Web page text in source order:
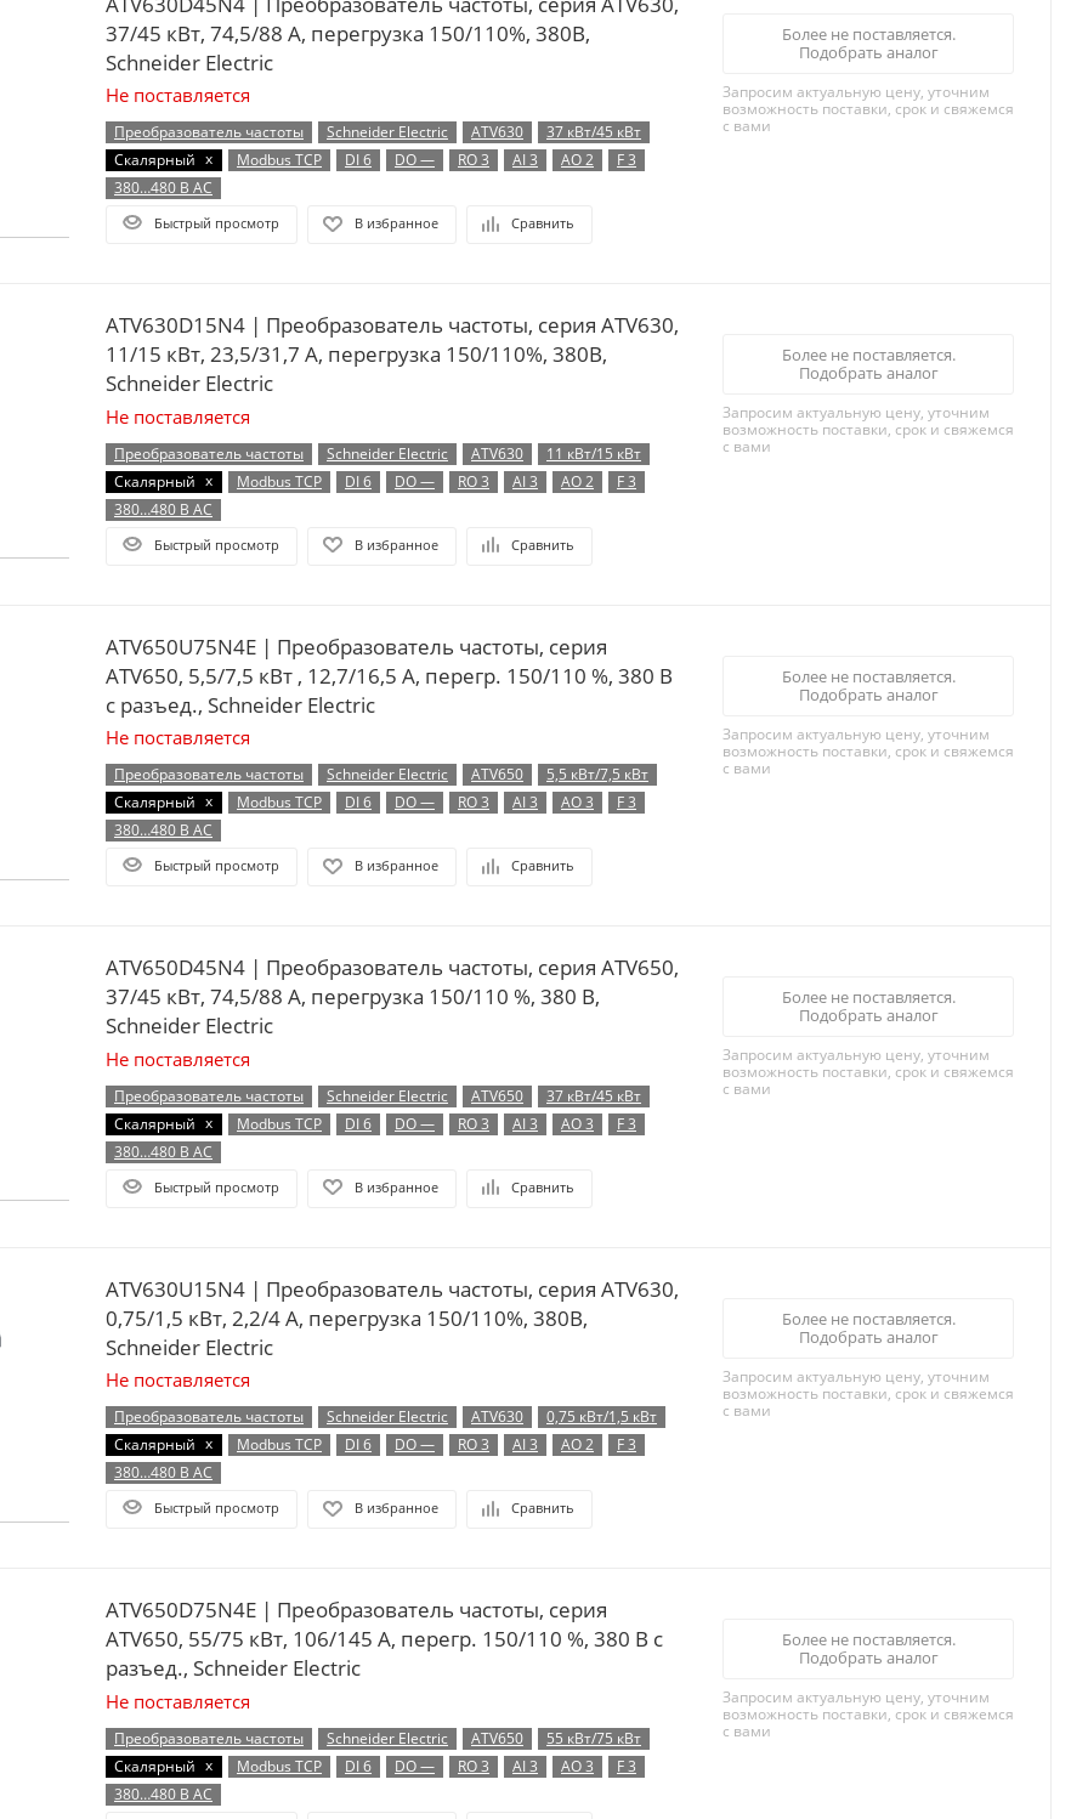
37/45 кВт, 74,5/88 А, перегрузка 150/110%, 380B,
Schneider Electric
Не поставляется
Преобразователь частоты Schneider Electric ATV630
37 кВт/45 кВт
Скалярный x Modbus TCP DI 6 DO — RO 3 AI 3 AO 2
F 3
380…480 В AC
Быстрый просмотр В избранное Сравнить
Более не поставляется.
Подобрать аналог
Запросим актуальную цену, уточним
возможность поставки, срок и свяжемся
с вами
ATV630D15N4 | Преобразователь частоты, серия ATV630,
11/15 кВт, 23,5/31,7 А, перегрузка 150/110%, 380B,
Schneider Electric
Не поставляется
Преобразователь частоты Schneider Electric ATV630
11 кВт/15 кВт
Скалярный x Modbus TCP DI 6 DO — RO 3 AI 3 AO 2
F 3
380…480 В AC
Быстрый просмотр В избранное Сравнить
Более не поставляется.
Подобрать аналог
Запросим актуальную цену, уточним
возможность поставки, срок и свяжемся
с вами
ATV650U75N4E | Преобразователь частоты, серия
ATV650, 5,5/7,5 кВт , 12,7/16,5 А, перегр. 150/110 %, 380 В
с разъед., Schneider Electric
Не поставляется
Преобразователь частоты Schneider Electric ATV650
5,5 кВт/7,5 кВт
Скалярный x Modbus TCP DI 6 DO — RO 3 AI 3 AO 3
F 3
380…480 В AC
Быстрый просмотр В избранное Сравнить
Более не поставляется.
Подобрать аналог
Запросим актуальную цену, уточним
возможность поставки, срок и свяжемся
с вами
ATV650D45N4 | Преобразователь частоты, серия ATV650,
37/45 кВт, 74,5/88 А, перегрузка 150/110 %, 380 В,
Schneider Electric
Не поставляется
Преобразователь частоты Schneider Electric ATV650
37 кВт/45 кВт
Скалярный x Modbus TCP DI 6 DO — RO 3 AI 3 AO 3
F 3
380…480 В AC
Быстрый просмотр В избранное Сравнить
Более не поставляется.
Подобрать аналог
Запросим актуальную цену, уточним
возможность поставки, срок и свяжемся
с вами
ATV630U15N4 | Преобразователь частоты, серия ATV630,
0,75/1,5 кВт, 2,2/4 А, перегрузка 150/110%, 380B,
Schneider Electric
Не поставляется
Преобразователь частоты Schneider Electric ATV630
0,75 кВт/1,5 кВт
Скалярный x Modbus TCP DI 6 DO — RO 3 AI 3 AO 2
F 3
380…480 В AC
Быстрый просмотр В избранное Сравнить
Более не поставляется.
Подобрать аналог
Запросим актуальную цену, уточним
возможность поставки, срок и свяжемся
с вами
ATV650D75N4E | Преобразователь частоты, серия
ATV650, 55/75 кВт, 106/145 А, перегр. 150/110 %, 380 В с
разъед., Schneider Electric
Не поставляется
Преобразователь частоты Schneider Electric ATV650
55 кВт/75 кВт
Скалярный x Modbus TCP DI 6 DO — RO 3 AI 3 AO 3
F 3
380…480 В AC
Более не поставляется.
Подобрать аналог
Запросим актуальную цену, уточним
возможность поставки, срок и свяжемся
с вами